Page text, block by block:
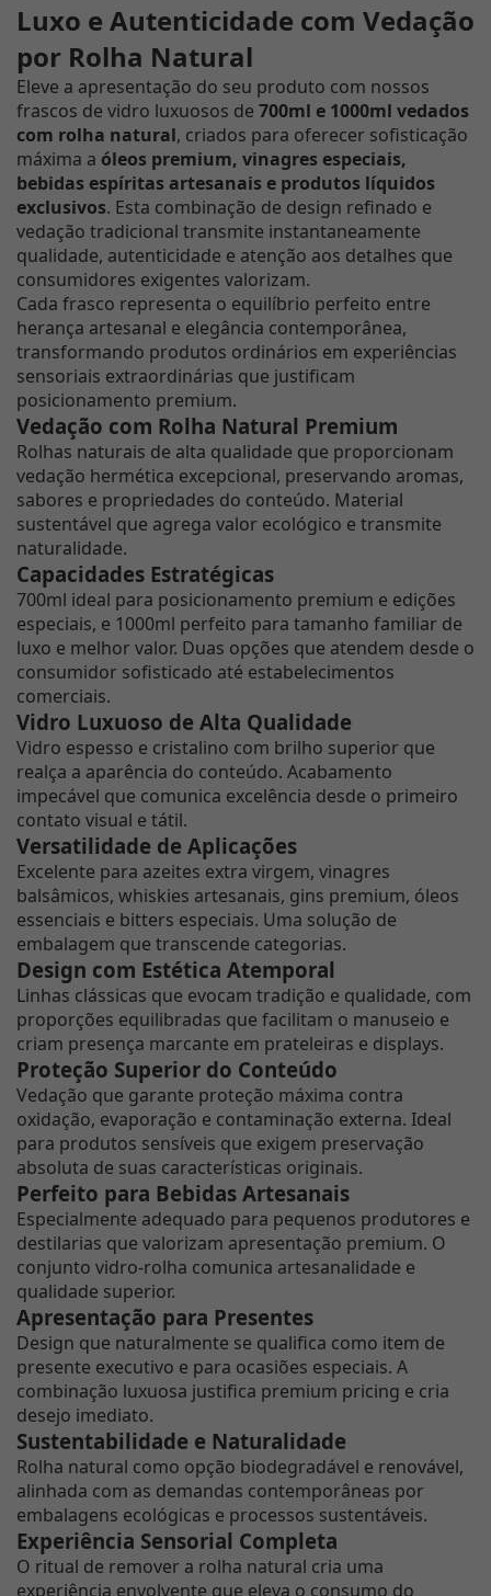
Luxo e Autenticidade com Vedação
por Rolha Natural
Eleve a apresentação do seu produto com nossos
frascos de vidro luxuosos de 700ml e 1000ml vedados
com rolha natural, criados para oferecer sofisticação
máxima a óleos premium, vinagres especiais,
bebidas espíritas artesanais e produtos líquidos
exclusivos. Esta combinação de design refinado e
vedação tradicional transmite instantaneamente
qualidade, autenticidade e atenção aos detalhes que
consumidores exigentes valorizam.
Cada frasco representa o equilíbrio perfeito entre
herança artesanal e elegância contemporânea,
transformando produtos ordinários em experiências
sensoriais extraordinárias que justificam
posicionamento premium.
Vedação com Rolha Natural Premium
Rolhas naturais de alta qualidade que proporcionam
vedação hermética excepcional, preservando aromas,
sabores e propriedades do conteúdo. Material
sustentável que agrega valor ecológico e transmite
naturalidade.
Capacidades Estratégicas
700ml ideal para posicionamento premium e edições
especiais, e 1000ml perfeito para tamanho familiar de
luxo e melhor valor. Duas opções que atendem desde o
consumidor sofisticado até estabelecimentos
comerciais.
Vidro Luxuoso de Alta Qualidade
Vidro espesso e cristalino com brilho superior que
realça a aparência do conteúdo. Acabamento
impecável que comunica excelência desde o primeiro
contato visual e tátil.
Versatilidade de Aplicações
Excelente para azeites extra virgem, vinagres
balsâmicos, whiskies artesanais, gins premium, óleos
essenciais e bitters especiais. Uma solução de
embalagem que transcende categorias.
Design com Estética Atemporal
Linhas clássicas que evocam tradição e qualidade, com
proporções equilibradas que facilitam o manuseio e
criam presença marcante em prateleiras e displays.
Proteção Superior do Conteúdo
Vedação que garante proteção máxima contra
oxidação, evaporação e contaminação externa. Ideal
para produtos sensíveis que exigem preservação
absoluta de suas características originais.
Perfeito para Bebidas Artesanais
Especialmente adequado para pequenos produtores e
destilarias que valorizam apresentação premium. O
conjunto vidro-rolha comunica artesanalidade e
qualidade superior.
Apresentação para Presentes
Design que naturalmente se qualifica como item de
presente executivo e para ocasiões especiais. A
combinação luxuosa justifica premium pricing e cria
desejo imediato.
Sustentabilidade e Naturalidade
Rolha natural como opção biodegradável e renovável,
alinhada com as demandas contemporâneas por
embalagens ecológicas e processos sustentáveis.
Experiência Sensorial Completa
O ritual de remover a rolha natural cria uma
experiência envolvente que eleva o consumo do